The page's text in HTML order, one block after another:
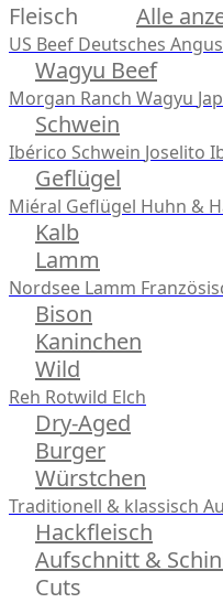
Fleisch Alle
US Beef Deutsches
Wagyu Beef
Morgan Ranch Wagyu
Schwein
Ibérico Schwein Joselito
Geflügel
Miéral Geflügel Huhn &
Kalb
Lamm
Nordsee Lamm
Bison
Kaninchen
Wild
Reh Rotwild Elch
Dry-Aged
Burger
Würstchen
Traditionell & klassisch
Hackfleisch
Aufschnitt &
Cuts